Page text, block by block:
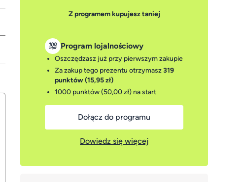
Z programem kupujesz taniej
Program lojalnościowy
Oszczędzasz już przy pierwszym zakupie
Za zakup tego prezentu otrzymasz319
punktów (15,95 zł)
1000 punktów (50,00 zł) na start
Dołącz do programu
Dowiedz się więcej